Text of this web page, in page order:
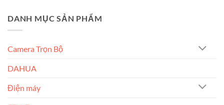
DANH MỤC SẢN PHẨM
Camera Trọn Bộ
DAHUA
Điện máy